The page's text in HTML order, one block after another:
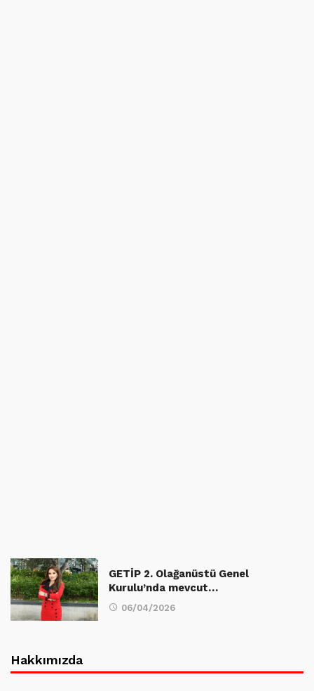
GETİP 2. Olağanüstü Genel
Kurulu’nda mevcut…
06/04/2026
Hakkımızda